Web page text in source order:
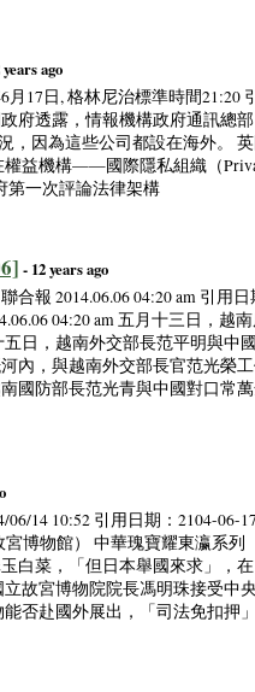
years ago
17日, 格林尼治標準時間21:20
政府透露，情報機構政府通訊總
，因為這些公司都設在海外。
益機構——國際隱私組織（
第一次評論法律架構
- 12 years ago
報 2014.06.06 04:20 am 引用日
04:20 am 五月十三日，
日，越南外交部長范平明與中
內，與越南外交部長官范光榮
國防部長范光青與中國對口常
14 10:52 引用日期：2104-06-
宮博物館） 中華瑰寶耀東瀛系
白菜，「但日本舉國來求」，
故宮博物院院長馮明珠接受中
否赴國外展出，「司法免扣押